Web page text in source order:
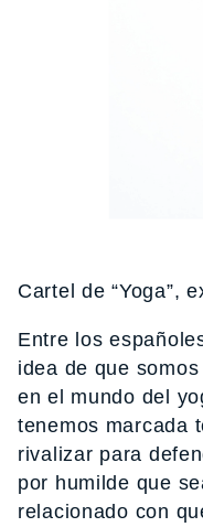
Cartel de “Yoga”,
Entre los
idea de que
en el mundo del
tenemos marcada
rivalizar para
por humilde que
relacionado con